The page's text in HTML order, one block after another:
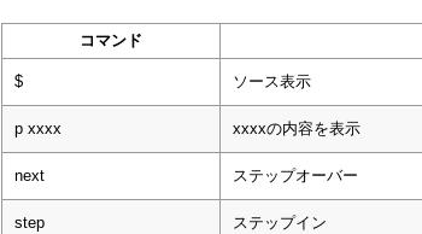
コマンド
$ ソース表示
p xxxx xxxxの内容を表示
next ステップオーバー
step ステップイン